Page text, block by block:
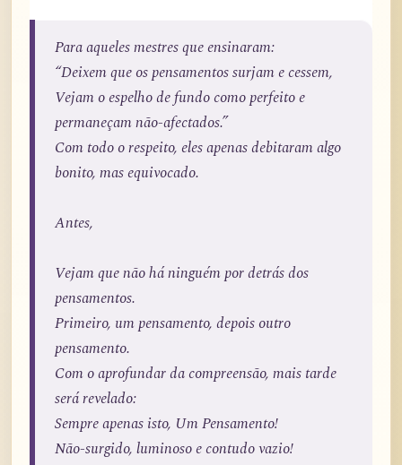
Para aqueles mestres que ensinaram:
“Deixem que os pensamentos surjam e cessem,
Vejam o espelho de fundo como perfeito e
permaneçam não-afectados.”
Com todo o respeito, eles apenas debitaram algo
bonito, mas equivocado.
Antes,
Vejam que não há ninguém por detrás dos
pensamentos.
Primeiro, um pensamento, depois outro
pensamento.
Com o aprofundar da compreensão, mais tarde
será revelado:
Sempre apenas isto, Um Pensamento!
Não-surgido, luminoso e contudo vazio!